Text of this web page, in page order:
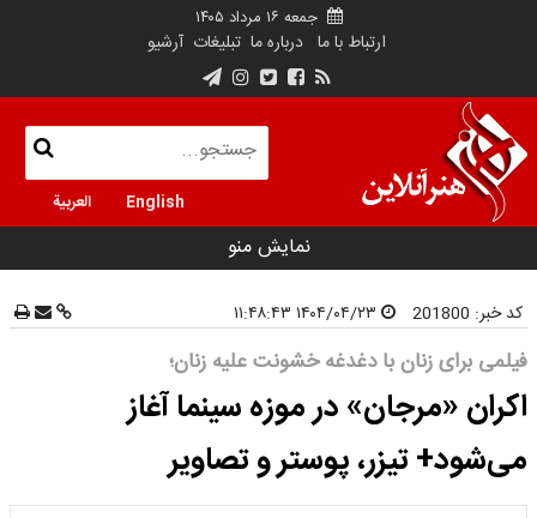
جمعه ۱۶ مرداد ۱۴۰۵
ارتباط با ما درباره ما تبلیغات آرشیو
English العربية
نمایش منو
کد خبر: 201800
فیلمی برای زنان با دغدغه خشونت علیه زنان؛
اکران «مرجان» در موزه سینما آغاز
می‌شود+ تیزر، پوستر و تصاویر